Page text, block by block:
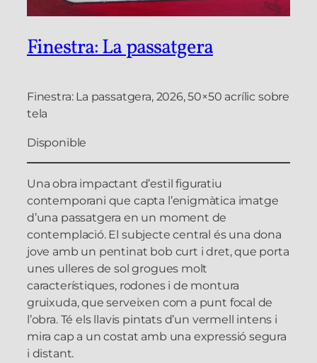
Finestra: La passatgera
Finestra: La passatgera, 2026, 50×50 acrílic sobre
tela
Disponible
Una obra impactant d’estil figuratiu
contemporani que capta l’enigmàtica imatge
d’una passatgera en un moment de
contemplació. El subjecte central és una dona
jove amb un pentinat bob curt i dret, que porta
unes ulleres de sol grogues molt
característiques, rodones i de montura
gruixuda, que serveixen com a punt focal de
l’obra. Té els llavis pintats d’un vermell intens i
mira cap a un costat amb una expressió segura
i distant.